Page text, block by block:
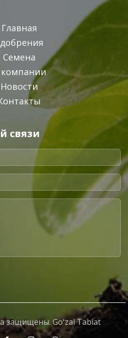
Главная
Семена
Новости
связи
защищены. Goʻzal Tabiat